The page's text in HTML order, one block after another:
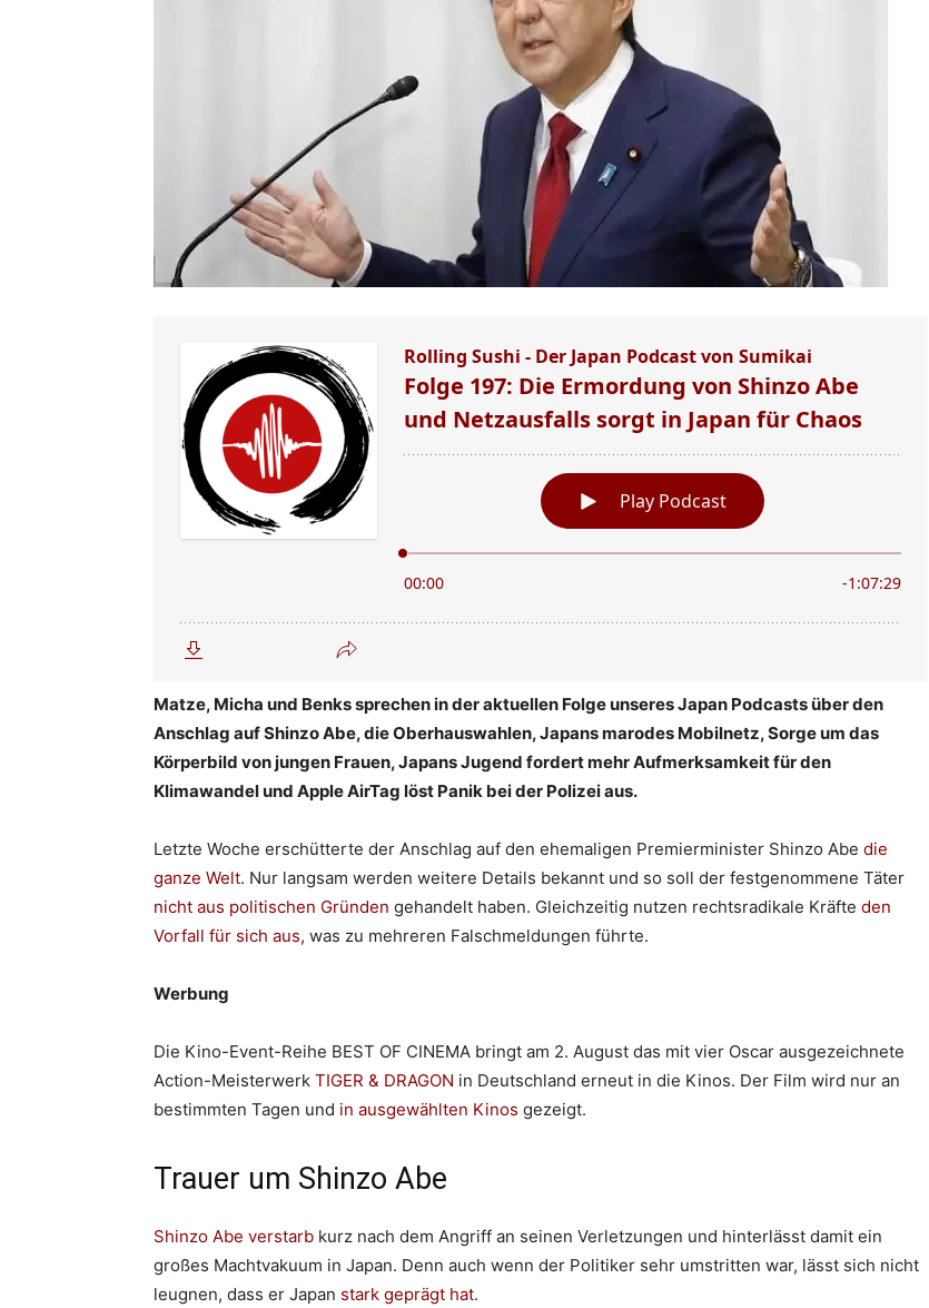
Matze, Micha und Benks sprechen in der aktuellen Folge unseres Japan Podcasts über den
Anschlag auf Shinzo Abe, die Oberhauswahlen, Japans marodes Mobilnetz, Sorge um das
Körperbild von jungen Frauen, Japans Jugend fordert mehr Aufmerksamkeit für den
Klimawandel und Apple AirTag löst Panik bei der Polizei aus.
Letzte Woche erschütterte der Anschlag auf den ehemaligen Premierminister Shinzo Abe die
ganze Welt. Nur langsam werden weitere Details bekannt und so soll der festgenommene Täter
nicht aus politischen Gründen gehandelt haben. Gleichzeitig nutzen rechtsradikale Kräfte den
Vorfall für sich aus, was zu mehreren Falschmeldungen führte.
Werbung
Die Kino-Event-Reihe BEST OF CINEMA bringt am 2. August das mit vier Oscar ausgezeichnete
Action-Meisterwerk TIGER & DRAGON in Deutschland erneut in die Kinos. Der Film wird nur an
bestimmten Tagen und in ausgewählten Kinos gezeigt.
Trauer um Shinzo Abe
Shinzo Abe verstarb kurz nach dem Angriff an seinen Verletzungen und hinterlässt damit ein
großes Machtvakuum in Japan. Denn auch wenn der Politiker sehr umstritten war, lässt sich nicht
leugnen, dass er Japan stark geprägt hat.